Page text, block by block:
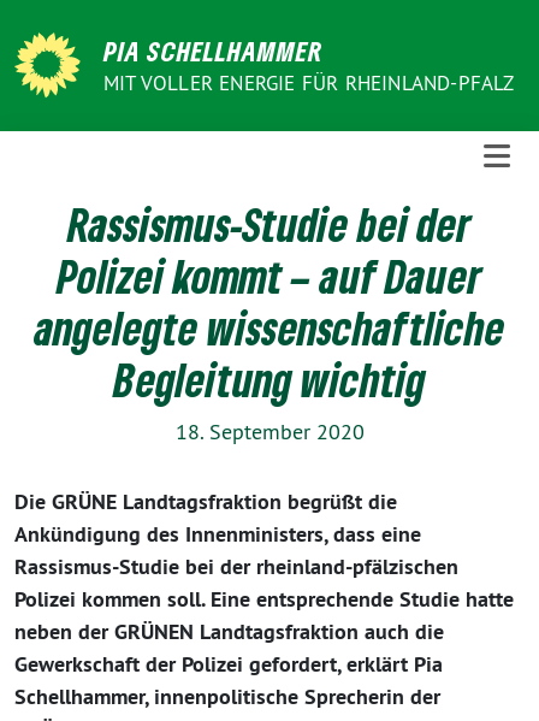
zum
Inhalt
PIA SCHELLHAMMER
MIT VOLLER ENERGIE FÜR RHEINLAND-PFALZ
Rassismus-Studie bei der
Polizei kommt – auf Dauer
angelegte wissenschaftliche
Begleitung wichtig
18. September 2020
Die GRÜNE Landtagsfraktion begrüßt die
Ankündigung des Innenministers, dass eine
Rassismus-Studie bei der rheinland-pfälzischen
Polizei kommen soll. Eine entsprechende Studie hatte
neben der GRÜNEN Landtagsfraktion auch die
Gewerkschaft der Polizei gefordert, erklärt Pia
Schellhammer, innenpolitische Sprecherin der